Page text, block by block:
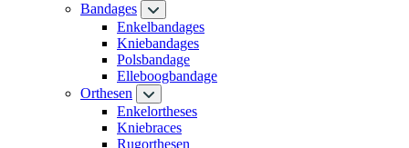
Bandages
Enkelbandages
Kniebandages
Polsbandage
Elleboogbandage
Orthesen
Enkelortheses
Kniebraces
Rugorthesen